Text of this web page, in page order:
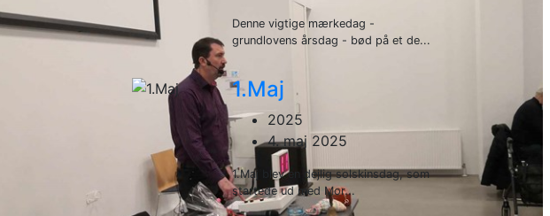
Denne vigtige mærkedag -
grundlovens årsdag - bød på et de...
1.Maj
2025
4. maj 2025
1.Maj blev en dejlig solskinsdag, som
startede ud med Mor...